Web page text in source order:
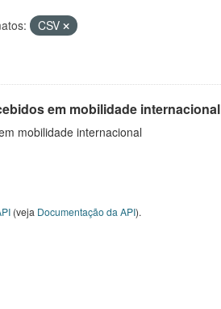
CSV
em mobilidade internacional
mobilidade internacional
(veja Documentação da API).